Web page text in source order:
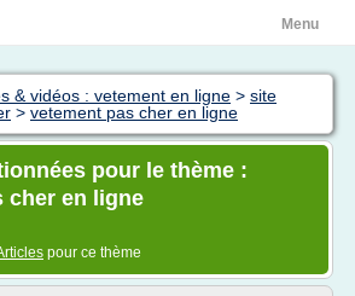
Menu
& vidéos : vetement en ligne > site
> vetement pas cher en ligne
pour le thème :
cher en ligne
pour ce thème